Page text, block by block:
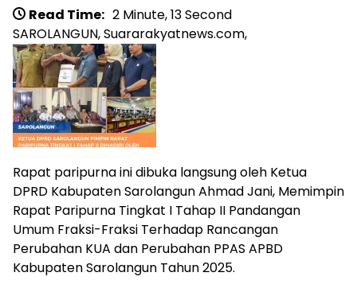
Read Time: 2 Minute, 13 Second
SAROLANGUN, Suararakyatnews.com,
Rapat paripurna ini dibuka langsung oleh Ketua
DPRD Kabupaten Sarolangun Ahmad Jani, Memimpin
Rapat Paripurna Tingkat I Tahap II Pandangan
Umum Fraksi-Fraksi Terhadap Rancangan
Perubahan KUA dan Perubahan PPAS APBD
Kabupaten Sarolangun Tahun 2025.